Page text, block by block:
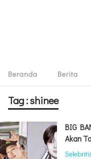
Beranda Berita
Tag : shinee
BIG
Akan